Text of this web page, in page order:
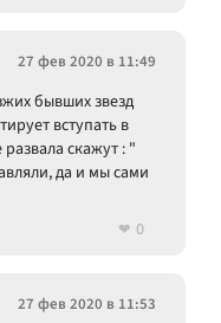
27 фев 2020 в 11:49
бывших звезд
вступать в
скажут : "
да и мы сами
0
27 фев 2020 в 11:53